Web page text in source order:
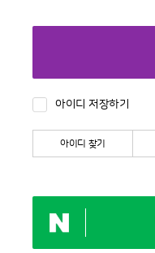
아이디 저장하기
아이디 찾기